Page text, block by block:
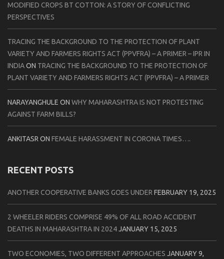
MODIFIED CROPS BT COTTON: A STORY OF CONFLICTING
PERSPECTIVES
TRACING THE BACKGROUND TO THE PROTECTION OF PLANT
VARIETY AND FARMERS RIGHTS ACT (PPVFRA) – A PRIMER – IPR IN
INDIAON TRACING THE BACKGROUND TO THE PROTECTION OF
PLANT VARIETY AND FARMERS RIGHTS ACT (PPVFRA) – A PRIMER
NARAYANGHULE ON WHY MAHARASHTRA IS NOT PROTESTING
AGAINST FARM BILLS?
ANKITASR ON FEMALE HARASSMENT IN CORONA TIMES….
RECENT POSTS
ANOTHER COOPERATIVE BANKS GOES UNDER FEBRUARY 19, 2025
2 WHEELER RIDERS COMPRISE 49% OF ALL ROAD ACCIDENT
DEATHS IN MAHARASHTRA IN 2024JANUARY 15, 2025
TWO ECONOMIES, TWO DIFFERENT APPROACHES JANUARY 9,